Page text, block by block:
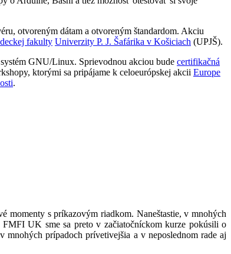
otvoreným dátam a otvoreným štandardom. Akciu
fakulty Univerzity P. J. Šafárika v Košiciach (UPJŠ).
GNU/Linux. Sprievodnou akciou bude certifikačná
ktorými sa pripájame k celoeurópskej akcii Europe
.
momenty s príkazovým riadkom. Naneštastie, v mnohých
UK sme sa preto v začiatočníckom kurze pokúsili o
prípadoch prívetivejšia a v neposlednom rade aj